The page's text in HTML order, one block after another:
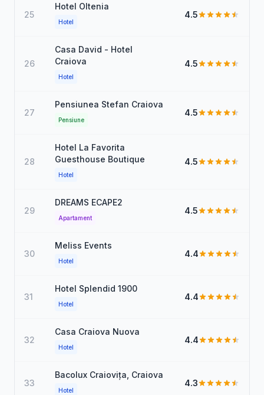
25
Hotel Oltenia
Hotel
4.5
26
Casa David - Hotel
Craiova
Hotel
4.5
27
Pensiunea Stefan Craiova
Pensiune
4.5
28
Hotel La Favorita
Guesthouse Boutique
Hotel
4.5
29
DREAMS ECAPE2
Apartament
4.5
30
Meliss Events
Hotel
4.4
31
Hotel Splendid 1900
Hotel
4.4
32
Casa Craiova Nuova
Hotel
4.4
33
Bacolux Craiovița, Craiova
Hotel
4.3